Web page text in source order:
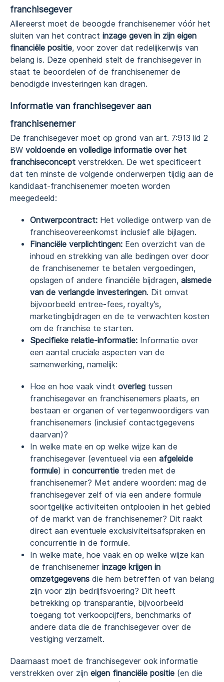
franchisegever
Allereerst moet de beoogde franchisenemer vóór het
sluiten van het contract inzage geven in zijn eigen
financiële positie, voor zover dat redelijkerwijs van
belang is. Deze openheid stelt de franchisegever in
staat te beoordelen of de franchisenemer de
benodigde investeringen kan dragen.
Informatie van franchisegever aan
franchisenemer
De franchisegever moet op grond van art. 7:913 lid 2
BW voldoende en volledige informatie over het
franchiseconcept verstrekken. De wet specificeert
dat ten minste de volgende onderwerpen tijdig aan de
kandidaat-franchisenemer moeten worden
meegedeeld:
Ontwerpcontract: Het volledige ontwerp van de
franchiseovereenkomst inclusief alle bijlagen.
Financiële verplichtingen: Een overzicht van de
inhoud en strekking van alle bedingen over door
de franchisenemer te betalen vergoedingen,
opslagen of andere financiële bijdragen, alsmede
van de verlangde investeringen. Dit omvat
bijvoorbeeld entree-fees, royalty’s,
marketingbijdragen en de te verwachten kosten
om de franchise te starten.
Specifieke relatie-informatie: Informatie over
een aantal cruciale aspecten van de
samenwerking, namelijk:
Hoe en hoe vaak vindt overleg tussen
franchisegever en franchisenemers plaats, en
bestaan er organen of vertegenwoordigers van
franchisenemers (inclusief contactgegevens
daarvan)?
In welke mate en op welke wijze kan de
franchisegever (eventueel via een afgeleide
formule) in concurrentie treden met de
franchisenemer? Met andere woorden: mag de
franchisegever zelf of via een andere formule
soortgelijke activiteiten ontplooien in het gebied
of de markt van de franchisenemer? Dit raakt
direct aan eventuele exclusiviteitsafspraken en
concurrentie in de formule.
In welke mate, hoe vaak en op welke wijze kan
de franchisenemer inzage krijgen in
omzetgegevens die hem betreffen of van belang
zijn voor zijn bedrijfsvoering? Dit heeft
betrekking op transparantie, bijvoorbeeld
toegang tot verkoopcijfers, benchmarks of
andere data die de franchisegever over de
vestiging verzamelt.
Daarnaast moet de franchisegever ook informatie
verstrekken over zijn eigen financiële positie (en die